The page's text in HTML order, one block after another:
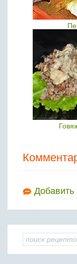
Добавить